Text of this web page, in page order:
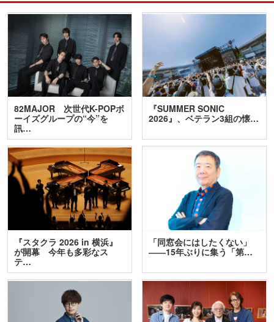
82MAJOR 次世代K-POPボ
ーイズグループの“今”を
訊…
『SUMMER SONIC
2026』、ベテラン3組の懐…
『スタクラ 2026 in 横浜』
が開幕 今年も多彩なス
テ…
「同窓会にはしたくない」
――15年ぶりに集う「第…